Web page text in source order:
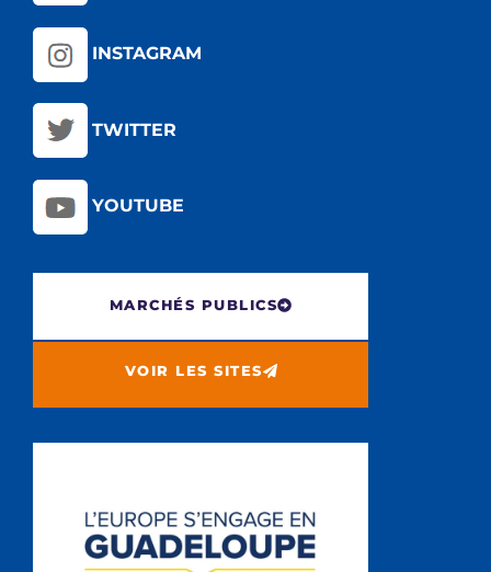
INSTAGRAM
TWITTER
YOUTUBE
MARCHÉS PUBLICS
VOIR LES SITES